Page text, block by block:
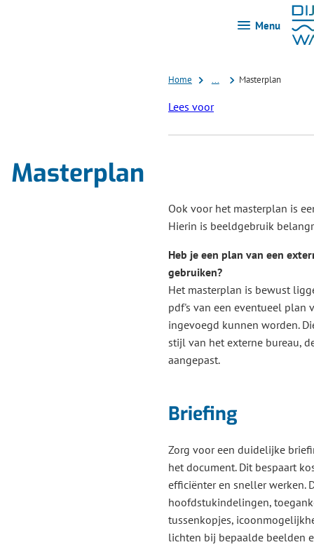
Menu
Home Masterplan
Lees voor
Masterplan
Ook voor het masterplan is
Hierin is beeldgebruik
Heb je een plan van een
gebruiken?
Het masterplan is bewust
pdf's van een eventueel plan
ingevoegd kunnen worden.
stijl van het externe bureau,
aangepast.
Briefing
Zorg voor een duidelijke
het document. Dit bespaart
efficiënter en sneller werken.
hoofdstukindelingen,
tussenkopjes,
lichten bij bepaalde beelden